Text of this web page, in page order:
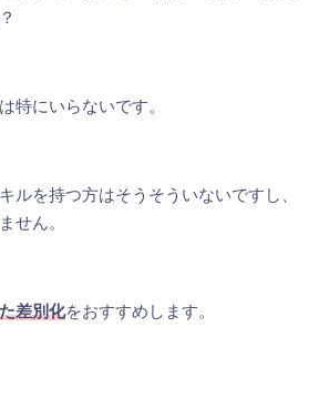
特にいらないです。
ルを持つ方はそうそういないですし、
せん。
差別化をおすすめします。